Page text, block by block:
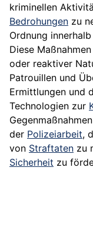
kriminellen
Bedrohungen zu
Ordnung
Diese
oder reaktiver
Patrouillen und
Ermittlungen und
Technologien zur
der Polizeiarbeit,
von Straftaten zu
Sicherheit zu